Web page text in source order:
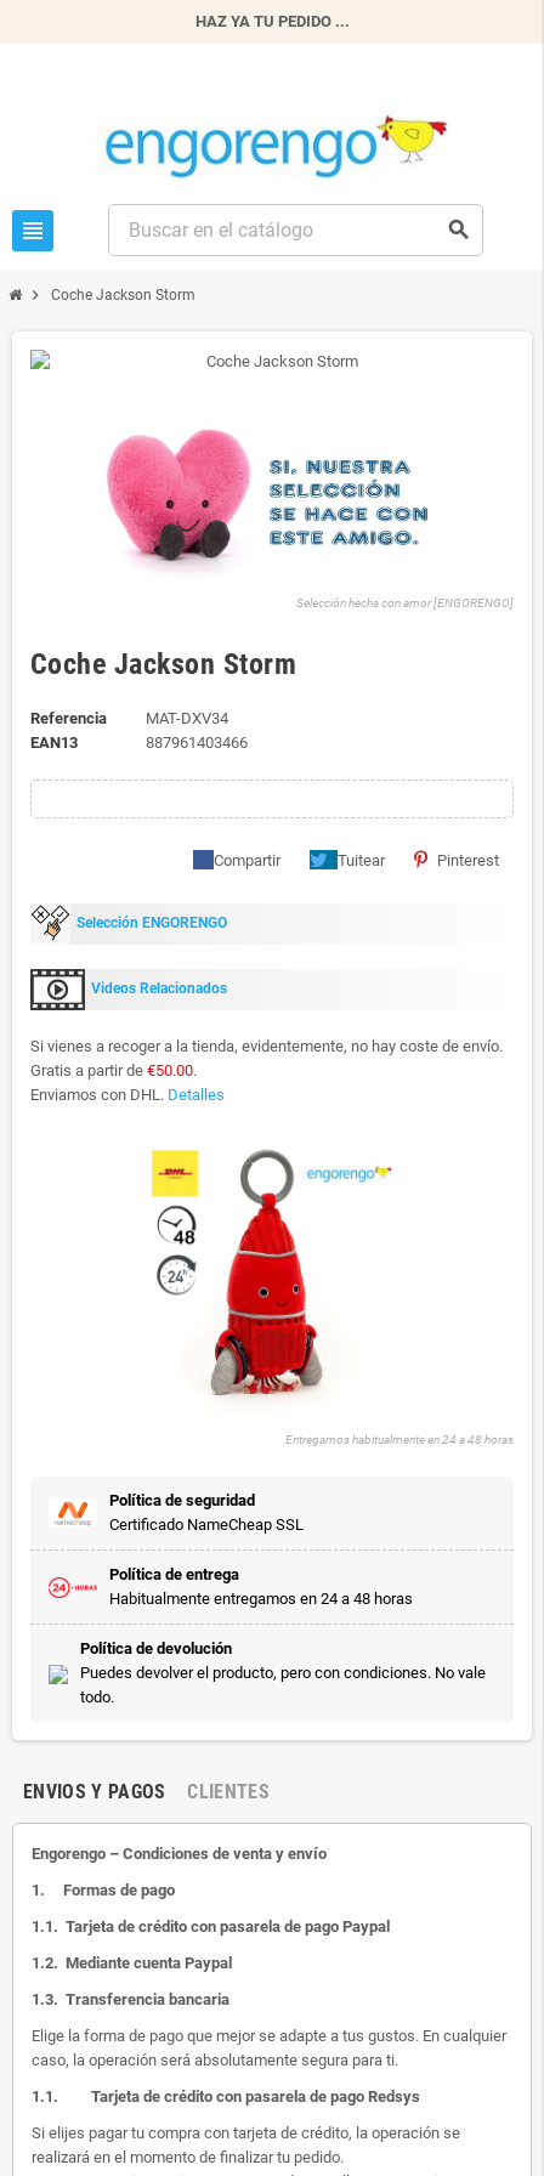
HAZ YA TU PEDIDO ...
view_headline search
chevron_right Coche Jackson Storm
Selección hecha con amor [ENGORENGO]
Coche Jackson Storm
Referencia
MAT-DXV34
EAN13
887961403466
Compartir Tuitear Pinterest
Selección ENGORENGO
Videos Relacionados
Si vienes a recoger a la tienda, evidentemente, no hay coste de envío.
Gratis a partir de €50.00.
Enviamos con DHL. Detalles
Entregamos habitualmente en 24 a 48 horas
Política de seguridad
Certificado NameCheap SSL
Política de entrega
Habitualmente entregamos en 24 a 48 horas
Política de devolución
Puedes devolver el producto, pero con condiciones. No vale
todo.
ENVIOS Y PAGOS CLIENTES
Engorengo – Condiciones de venta y envío
1. Formas de pago
1.1. Tarjeta de crédito con pasarela de pago Paypal
1.2. Mediante cuenta Paypal
1.3. Transferencia bancaria
Elige la forma de pago que mejor se adapte a tus gustos. En cualquier
caso, la operación será absolutamente segura para ti.
1.1. Tarjeta de crédito con pasarela de pago Redsys
Si elijes pagar tu compra con tarjeta de crédito, la operación se
realizará en el momento de finalizar tu pedido.